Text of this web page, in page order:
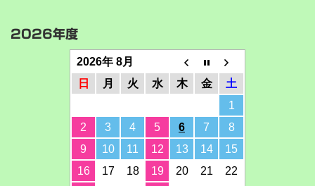
2026年度
2026年 8月
日
月 火 水 木 金
土
1
2
3 4 5 6 7
8
9
10 11 12 13 14
15
16
17 18 19 20 21
22